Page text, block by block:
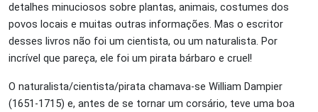
detalhes minuciosos sobre plantas, animais, costumes dos
povos locais e muitas outras informações. Mas o escritor
desses livros não foi um cientista, ou um naturalista. Por
incrível que pareça, ele foi um pirata bárbaro e cruel!
O naturalista/cientista/pirata chamava-se William Dampier
(1651-1715) e, antes de se tornar um corsário, teve uma boa